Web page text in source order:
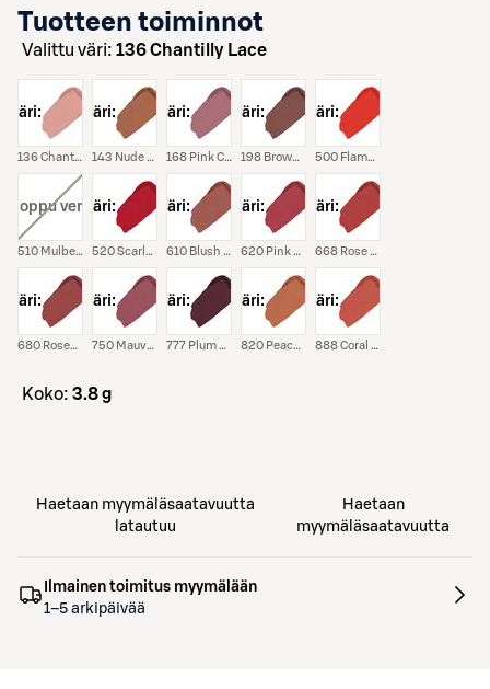
Tuotteen toiminnot
Valittu väri: 136 Chantilly Lace
väri:
136 Chantilly Lace
väri:
143 Nude Sateen
väri:
168 Pink Chiffon
väri:
198 Brown Suede
väri:
500 Flame Challis
, loppu verkosta
510 Mulberry Moire
väri:
520 Scarlet Velvet
väri:
610 Blush Chenille
väri:
620 Pink Tulle
väri:
668 Rose Crepe
väri:
680 Rosewood Silk
väri:
750 Mauve Charmeuse
väri:
777 Plum Plisse
väri:
820 Peach Cashmere
väri:
888 Coral Velour
koko: 3.8 g
Haetaan myymäläsaatavuutta
latautuu
Haetaan
myymäläsaatavuutta
Ilmainen toimitus myymälään
1–5 arkipäivää